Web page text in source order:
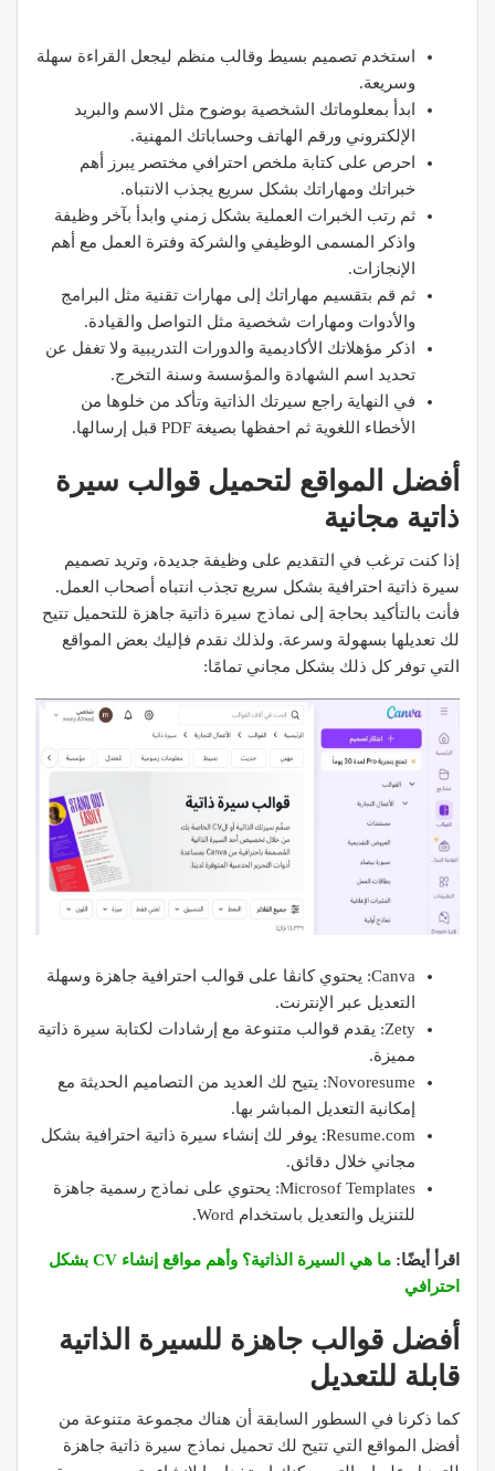
استخدم تصميم بسيط وقالب منظم ليجعل القراءة سهلة
وسريعة.
ابدأ بمعلوماتك الشخصية بوضوح مثل الاسم والبريد
الإلكتروني ورقم الهاتف وحساباتك المهنية.
احرص على كتابة ملخص احترافي مختصر يبرز أهم
خبراتك ومهاراتك بشكل سريع يجذب الانتباه.
ثم رتب الخبرات العملية بشكل زمني وابدأ بآخر وظيفة
واذكر المسمى الوظيفي والشركة وفترة العمل مع أهم
الإنجازات.
ثم قم بتقسيم مهاراتك إلى مهارات تقنية مثل البرامج
والأدوات ومهارات شخصية مثل التواصل والقيادة.
اذكر مؤهلاتك الأكاديمية والدورات التدريبية ولا تغفل عن
تحديد اسم الشهادة والمؤسسة وسنة التخرج.
في النهاية راجع سيرتك الذاتية وتأكد من خلوها من
الأخطاء اللغوية ثم احفظها بصيغة PDF قبل إرسالها.
أفضل المواقع لتحميل قوالب سيرة
ذاتية مجانية
إذا كنت ترغب في التقديم على وظيفة جديدة، وتريد تصميم
سيرة ذاتية احترافية بشكل سريع تجذب انتباه أصحاب العمل.
فأنت بالتأكيد بحاجة إلى نماذج سيرة ذاتية جاهزة للتحميل تتيح
لك تعديلها بسهولة وسرعة. ولذلك نقدم فإليك بعض المواقع
التي توفر كل ذلك بشكل مجاني تمامًا:
Canva: يحتوي كانڤا على قوالب احترافية جاهزة وسهلة
التعديل عبر الإنترنت.
Zety: يقدم قوالب متنوعة مع إرشادات لكتابة سيرة ذاتية
مميزة.
Novoresume: يتيح لك العديد من التصاميم الحديثة مع
إمكانية التعديل المباشر بها.
Resume.com: يوفر لك إنشاء سيرة ذاتية احترافية بشكل
مجاني خلال دقائق.
Microsof Templates: يحتوي على نماذج رسمية جاهزة
للتنزيل والتعديل باستخدام Word.
اقرأ أيضًا:
ما هي السيرة الذاتية؟ وأهم مواقع إنشاء CV بشكل
احترافي
أفضل قوالب جاهزة للسيرة الذاتية
قابلة للتعديل
كما ذكرنا في السطور السابقة أن هناك مجموعة متنوعة من
أفضل المواقع التي تتيح لك تحميل نماذج سيرة ذاتية جاهزة